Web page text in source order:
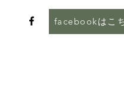
facebookはこ